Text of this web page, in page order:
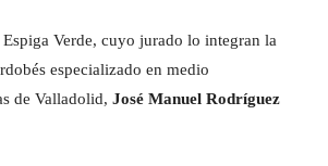
Verde, cuyo jurado lo integran la
especializado en medio
de Valladolid, José Manuel Rodríguez